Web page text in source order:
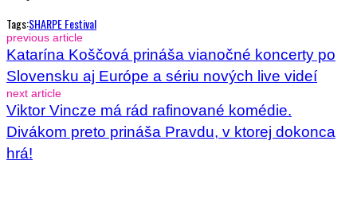
Tags:SHARPE Festival
previous article
Katarína Koščová prináša vianočné koncerty po
Slovensku aj Európe a sériu nových live videí
next article
Viktor Vincze má rád rafinované komédie.
Divákom preto prináša Pravdu, v ktorej dokonca
hrá!